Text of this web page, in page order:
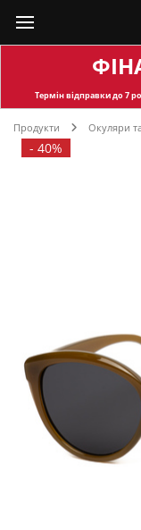
Термін відправкидо 7
Продукти Окуляри
- 40%